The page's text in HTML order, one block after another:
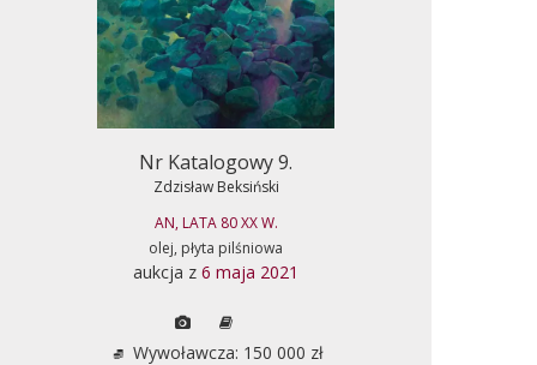
Nr Katalogowy 9.
Zdzisław Beksiński
AN, LATA 80 XX W.
olej, płyta pilśniowa
aukcja z 6 maja 2021
Wywoławcza: 150 000 zł